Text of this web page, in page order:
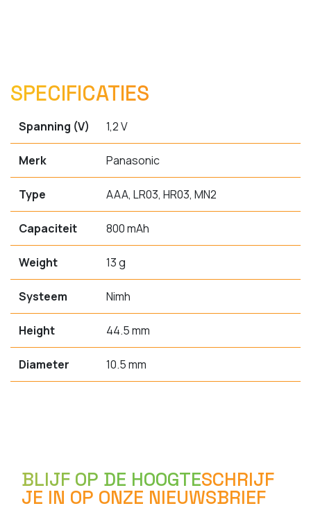
SPECIFICATIES
Spanning (V) 1,2 V
Merk Panasonic
Type AAA, LR03, HR03, MN2
Capaciteit 800 mAh
Weight 13 g
Systeem Nimh
Height 44.5 mm
Diameter 10.5 mm
BLIJF OP DE HOOGTESCHRIJF
JE IN OP ONZE NIEUWSBRIEF